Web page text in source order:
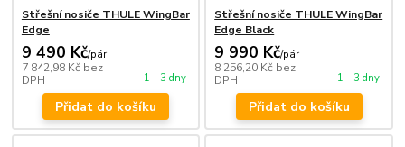
Střešní nosiče THULE WingBar
Edge
9 490 Kč/pár
7 842,98 Kč bez
DPH
1 - 3 dny
Přidat do košíku
Střešní nosiče THULE WingBar
Edge Black
9 990 Kč/pár
8 256,20 Kč bez
DPH
1 - 3 dny
Přidat do košíku